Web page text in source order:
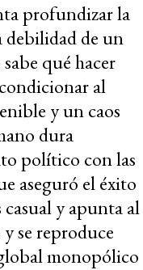
profundizar la
debilidad de un
qué hacer
al
y un caos
dura
político con las
aseguró el éxito
casual y apunta al
se reproduce
monopólico